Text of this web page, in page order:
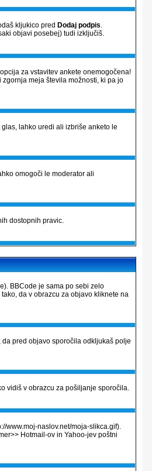
kljukico pred Dodaj podpis.
objavi posebej) tudi izključiš.
za vstavitev ankete onemogočena!
meja števila možnosti, ki pa jo
lahko uredi ali izbriše anketo le
omogoči le moderator ali
dostopnih pravic.
BBCode je sama po sebi zelo
da v obrazcu za objavo kliknete na
pred objavo sporočila odkljukaš polje
vidiš v obrazcu za pošiljanje sporočila.
www.moj-naslov.net/moja-slikca.gif).
Hotmail-ov in Yahoo-jev poštni